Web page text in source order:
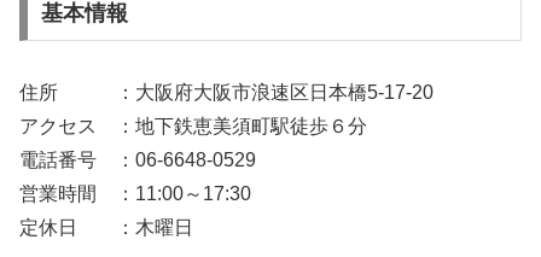
基本情報
住所 ：大阪府大阪市浪速区日本橋5-17-20
アクセス ：地下鉄恵美須町駅徒歩６分
電話番号 ：06-6648-0529
営業時間 ：11:00～17:30
定休日 ：木曜日